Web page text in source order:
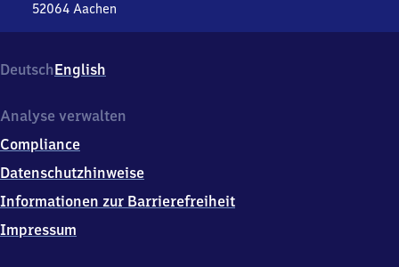
52064 Aachen
Vaalserstraße
15,
2
6
4
DeutschEnglish
Analyse verwalten
Compliance
Datenschutzhinweise
Informationen zur Barrierefreiheit
Impressum